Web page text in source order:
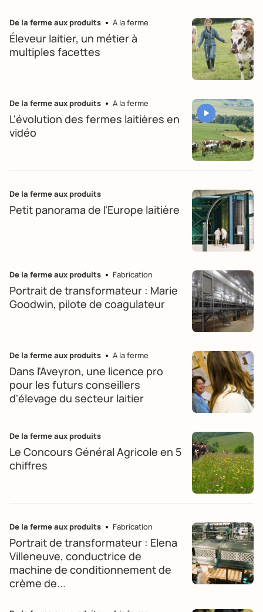
De la ferme aux produits A la ferme
Éleveur laitier, un métier à
multiples facettes
De la ferme aux produits A la ferme
L'évolution des fermes laitières en
vidéo
De la ferme aux produits
Petit panorama de l'Europe laitière
De la ferme aux produits Fabrication
Portrait de transformateur : Marie
Goodwin, pilote de coagulateur
De la ferme aux produits A la ferme
Dans l'Aveyron, une licence pro
pour les futurs conseillers
d'élevage du secteur laitier
De la ferme aux produits
Le Concours Général Agricole en 5
chiffres
De la ferme aux produits Fabrication
Portrait de transformateur : Elena
Villeneuve, conductrice de
machine de conditionnement de
crème de...